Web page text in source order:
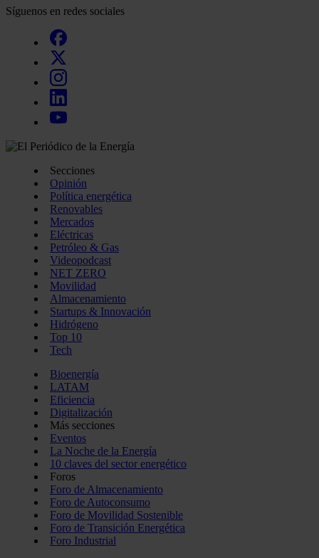
Síguenos en redes sociales
Secciones
Opinión
Política energética
Renovables
Mercados
Eléctricas
Petróleo & Gas
Videopodcast
NET ZERO
Movilidad
Almacenamiento
Startups & Innovación
Hidrógeno
Top 10
Tech
Bioenergía
LATAM
Eficiencia
Digitalización
Más secciones
Eventos
La Noche de la Energía
10 claves del sector energético
Foros
Foro de Almacenamiento
Foro de Autoconsumo
Foro de Movilidad Sostenible
Foro de Transición Energética
Foro Industrial